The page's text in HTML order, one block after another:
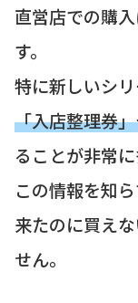
直営店での購
す。
特に新しいシリ
「入店整理券
ることが非常に
この情報を知
来たのに買え
せん。